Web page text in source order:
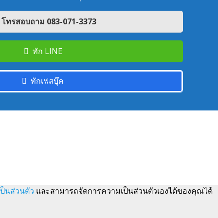
โทรสอบถาม 083-071-3373
ทัก LINE
ทักเฟสบุ๊ค
นส่วนตัว และสามารถจัดการความเป็นส่วนตัวเองได้ของคุณได้